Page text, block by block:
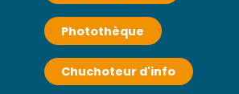
Photothèque
Chuchoteur d'info